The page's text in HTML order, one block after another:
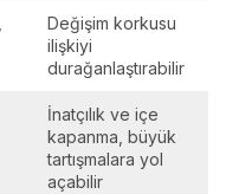
Değişim korkusu
ilişkiyi
durağanlaştırabilir
İnatçılık ve içe
kapanma, büyük
tartışmalara yol
açabilir